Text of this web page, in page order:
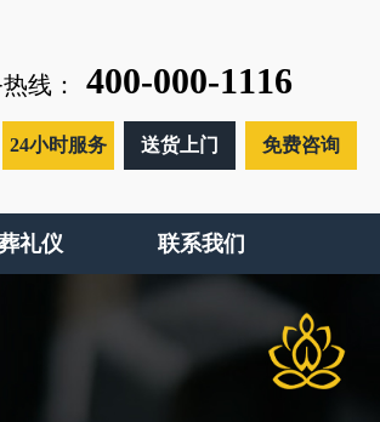
线： 400-000-1116
24小时服务 送货上门 免费咨询
礼仪 联系我们